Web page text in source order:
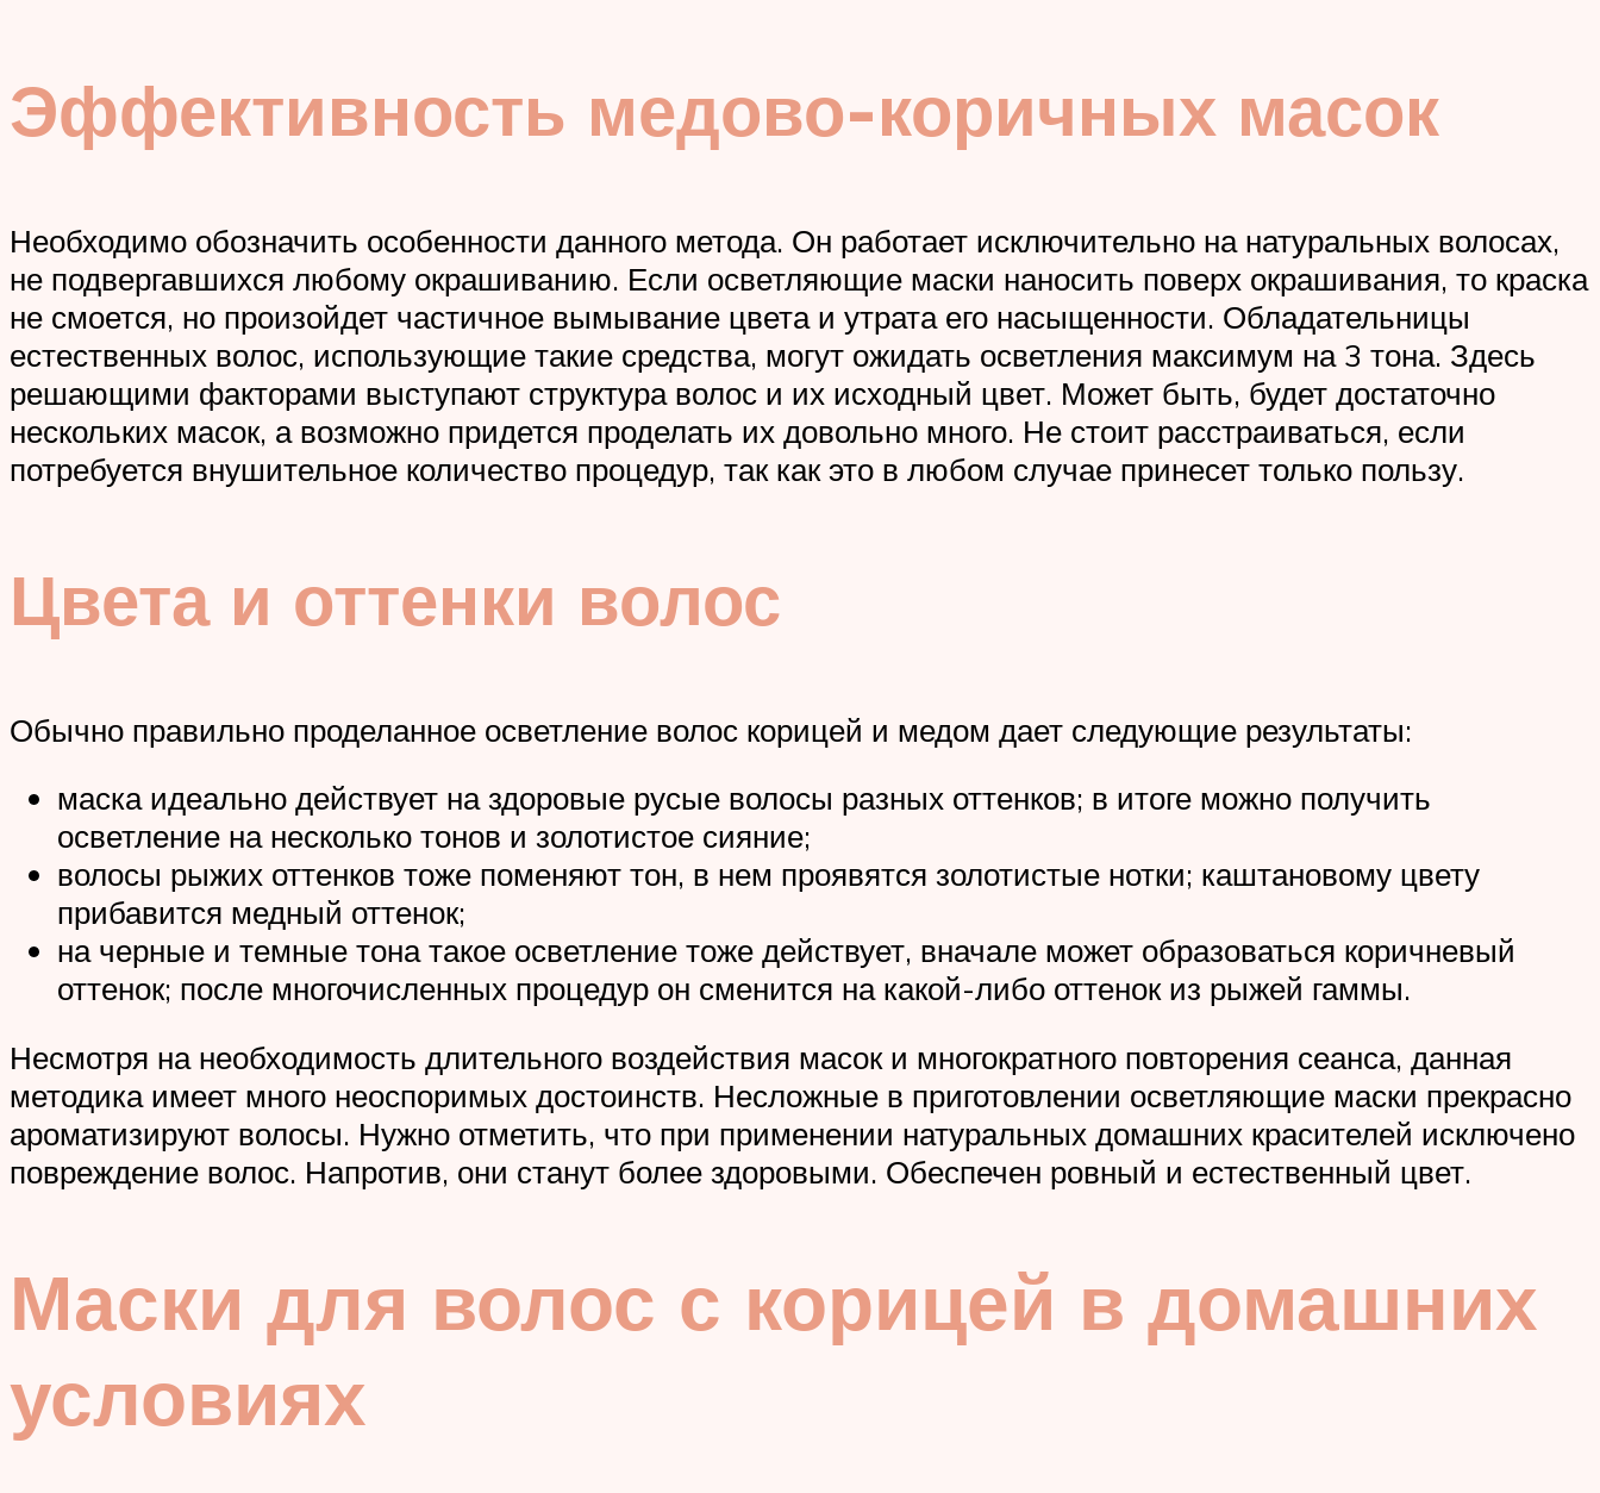
Эффективность медово-коричных масок
Необходимо обозначить особенности данного метода. Он работает исключительно на натуральных волосах,
не подвергавшихся любому окрашиванию. Если осветляющие маски наносить поверх окрашивания, то краска
не смоется, но произойдет частичное вымывание цвета и утрата его насыщенности. Обладательницы
естественных волос, использующие такие средства, могут ожидать осветления максимум на 3 тона. Здесь
решающими факторами выступают структура волос и их исходный цвет. Может быть, будет достаточно
нескольких масок, а возможно придется проделать их довольно много. Не стоит расстраиваться, если
потребуется внушительное количество процедур, так как это в любом случае принесет только пользу.
Цвета и оттенки волос
Обычно правильно проделанное осветление волос корицей и медом дает следующие результаты:
маска идеально действует на здоровые русые волосы разных оттенков; в итоге можно получить
осветление на несколько тонов и золотистое сияние;
волосы рыжих оттенков тоже поменяют тон, в нем проявятся золотистые нотки; каштановому цвету
прибавится медный оттенок;
на черные и темные тона такое осветление тоже действует, вначале может образоваться коричневый
оттенок; после многочисленных процедур он сменится на какой-либо оттенок из рыжей гаммы.
Несмотря на необходимость длительного воздействия масок и многократного повторения сеанса, данная
методика имеет много неоспоримых достоинств. Несложные в приготовлении осветляющие маски прекрасно
ароматизируют волосы. Нужно отметить, что при применении натуральных домашних красителей исключено
повреждение волос. Напротив, они станут более здоровыми. Обеспечен ровный и естественный цвет.
Маски для волос с корицей в домашних
условиях